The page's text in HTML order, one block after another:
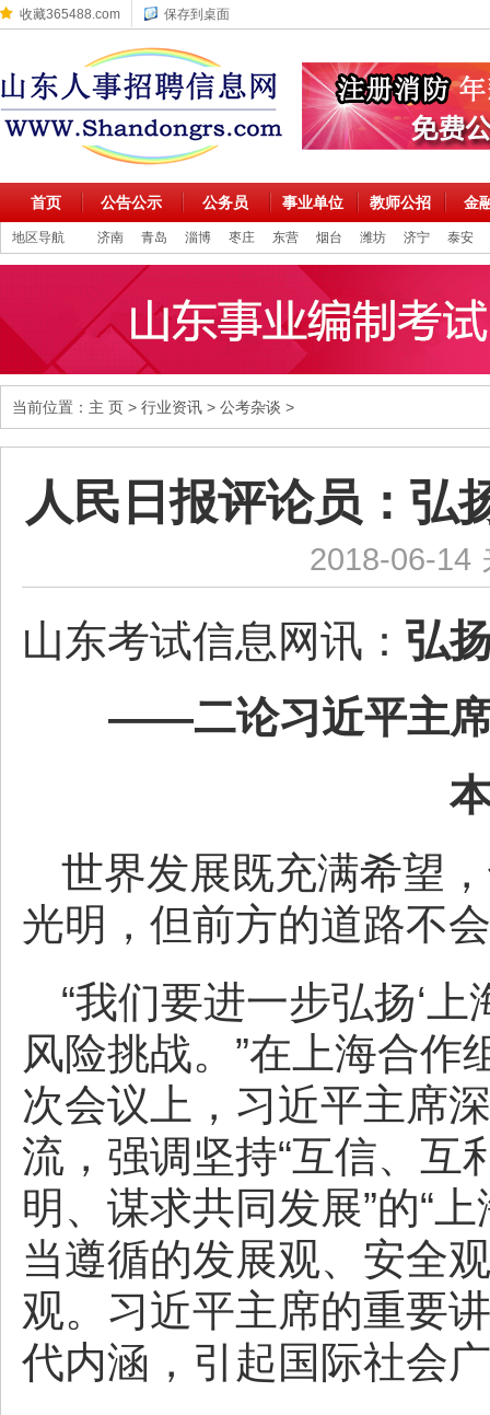
收藏365488.com 保存到桌面
首页 公告公示 公务员 事业单位 教师公招 金
地区导航 济南 青岛 淄博 枣庄 东营 烟台 潍坊 济宁 泰安
当前位置： 主 页 > 行业资讯 > 公考杂谈 >
人民日报评论员：弘
2018-06-14
山东考试信息网讯： 弘
——二论习近平主席
世界发展既充满希望
光明，但前方的道路不
“我们要进一步弘扬‘
风险挑战。”在上海合
次会议上，习近平主席
流，强调坚持“互信、互
明、谋求共同发展”的“
当遵循的发展观、安全
观。习近平主席的重要
代内涵，引起国际社会